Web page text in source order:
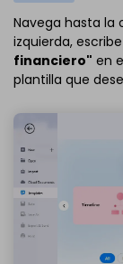
Navega hasta la
izquierda, escribe
financiero" en
plantilla que